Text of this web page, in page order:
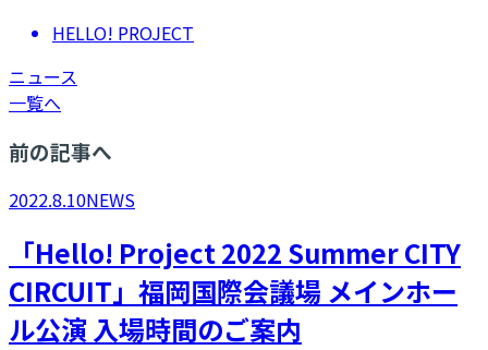
HELLO! PROJECT
ニュース
一覧へ
前の記事へ
2022.8.10NEWS
「Hello! Project 2022 Summer CITY
CIRCUIT」福岡国際会議場 メインホー
ル公演 入場時間のご案内